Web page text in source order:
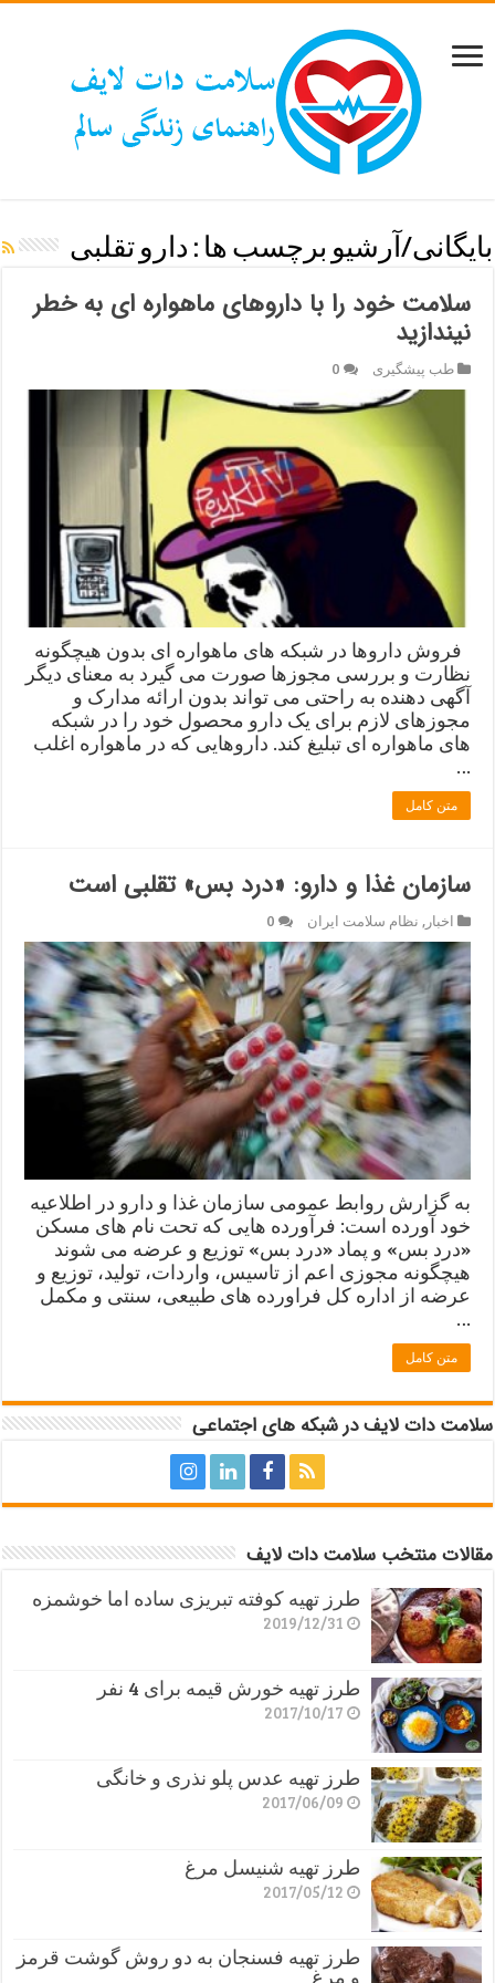
بایگانی/آرشیو برچسب ها : دارو تقلبی
سلامت خود را با داروهای ماهواره ای به خطر
نیندازید
طب پیشگیری 0
فروش داروها در شبکه های ماهواره ای بدون هیچگونه
نظارت و بررسی مجوزها صورت می گیرد به معنای دیگر
آگهی دهنده به راحتی می تواند بدون ارائه مدارک و
مجوزهای لازم برای یک دارو محصول خود را در شبکه
های ماهواره ای تبلیغ کند. داروهایی که در ماهواره اغلب
…
متن کامل
سازمان غذا و دارو: «درد بس» تقلبی است
اخبار, نظام سلامت ایران 0
به گزارش روابط عمومی سازمان غذا و دارو در اطلاعیه
خود آورده است: فرآورده هایی که تحت نام های مسکن
«درد بس» و پماد «درد بس» توزیع و عرضه می شوند
هیچگونه مجوزی اعم از تاسیس، واردات، تولید، توزیع و
عرضه از اداره کل فراورده های طبیعی، سنتی و مکمل
…
متن کامل
سلامت دات لایف در شبکه های اجتماعی
مقالات منتخب سلامت دات لایف
طرز تهیه کوفته تبریزی ساده اما خوشمزه
2019/12/31
طرز تهیه خورش قیمه برای 4 نفر
2017/10/17
طرز تهیه عدس پلو نذری و خانگی
2017/06/09
طرز تهیه شنیسل مرغ
2017/05/12
طرز تهیه فسنجان به دو روش گوشت قرمز
و مرغ